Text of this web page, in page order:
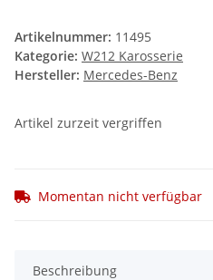
Artikelnummer: 11495
Kategorie: W212 Karosserie
Hersteller: Mercedes-Benz
Artikel zurzeit vergriffen
Momentan nicht verfügbar
Beschreibung